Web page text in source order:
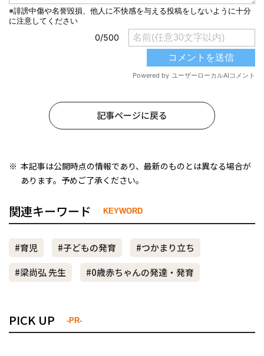
記事ページに戻る
本記事は公開時点の情報であり、最新のものとは異なる場合が
あります。予めご了承ください。
関連キーワード KEYWORD
#育児 #子どもの発育
#つかまり立ち
#梁尚弘 先生
#0歳赤ちゃんの発達・発育
PICK UP -PR-